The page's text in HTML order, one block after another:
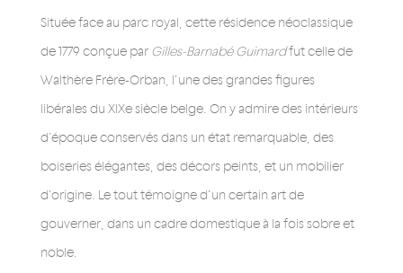
Située face au parc royal, cette résidence néoclassique
de 1779 conçue par Gilles-Barnabé Guimardfut celle de
Walthère Frère-Orban, l’une des grandes figures
libérales du XIXe siècle belge. On y admire des intérieurs
d’époque conservés dans un état remarquable, des
boiseries élégantes, des décors peints, et un mobilier
d’origine. Le tout témoigne d’un certain art de
gouverner, dans un cadre domestique à la fois sobre et
noble.